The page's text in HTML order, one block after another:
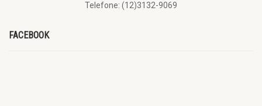
Telefone: (12)3132-9069
FACEBOOK